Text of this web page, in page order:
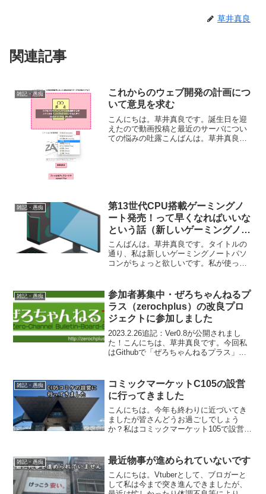
草井真良
関連記事
雑記・愚痴
これからのウェブ開発の計画につ
いて意見を求む
こんにちは。草井真良です。誕生日を迎
えたので動画投稿と最近のサーバについ
ての悩みの吐露こんばんは。草井真良で
雑記・愚痴
第13世代CPU搭載ゲーミングノ
ート発売！って早くなればいいな
という話（新しいゲーミングノー
トがちょっと欲しい）
こんばんは。草井真良です。タイトルの
通り、私は新しいゲーミングノートパソ
コンがちょっと欲しいです。私が使って
で、画像生成AIを動かす事以外はそこま
で困ってい...
雑記・愚痴
参加者募集中・ぜろちゃんねるプ
ラス（zerochplus）の改良プロ
ジェクトに参加しました
2023.2.26追記：Ver0.8が公開されまし
た！こんにちは、草井真良です。今回私
はGithubで「ぜろちゃんねるプラス」と
うなものです。上がプロジェクトが見
れ...
雑記・愚痴
コミックマーケットC105の設営
に行ってきました
こんにちは。今年も終わりに近づいてき
ましたが皆さんどうお過ごしでしょう
か？私はコミックマーケット105で設営の
というのに結構人がいました（とは言っ
ても本番程ではないので...
雑記・愚痴 最近物事が進められていないです
こんにちは。Vtuberとして、ブロガーと
して私は今まで突き進んできましたが、